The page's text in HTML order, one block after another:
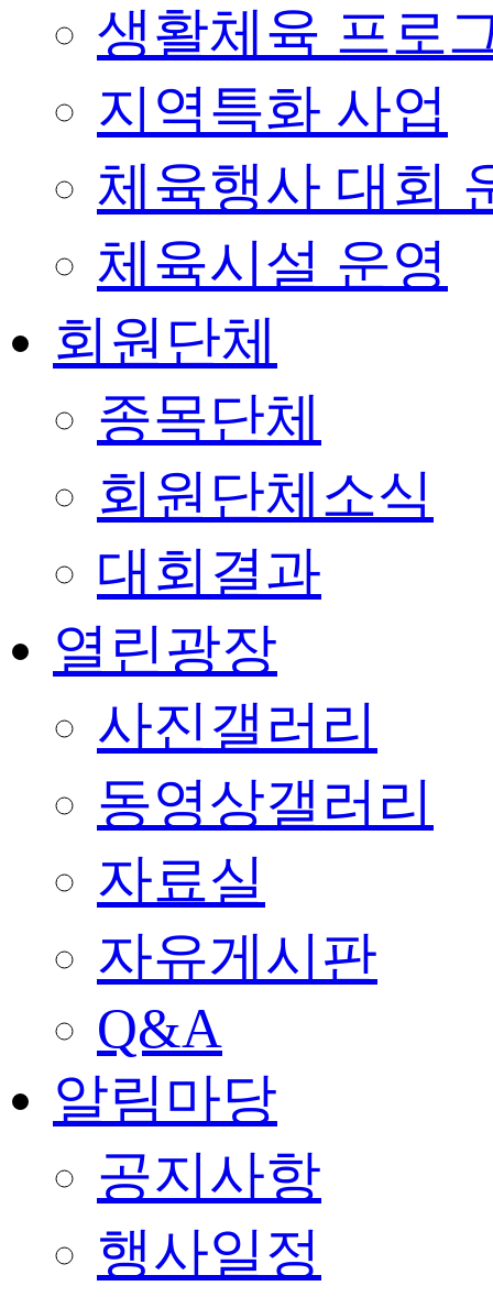
생활체육 프로
지역특화 사업
체육행사 대회
체육시설 운영
회원단체
종목단체
회원단체소식
대회결과
열린광장
사진갤러리
동영상갤러리
자료실
자유게시판
Q&A
알림마당
공지사항
행사일정